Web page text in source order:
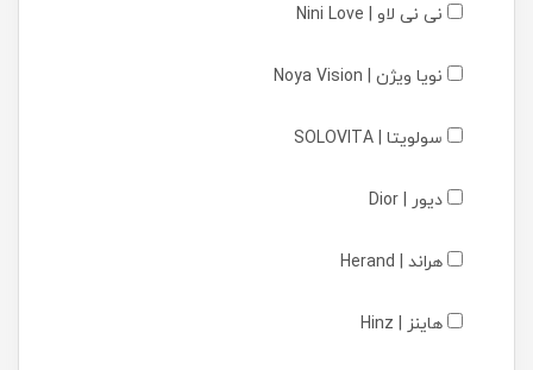
نی نی لاو | Nini Love
نویا ویژن | Noya Vision
سولویتا | SOLOVITA
دیور | Dior
هراند | Herand
هاینز | Hinz